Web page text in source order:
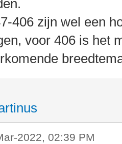
406 zijn wel een
voor 406 is het
2022, 02:39 PM